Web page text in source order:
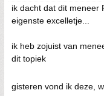
ik dacht dat dit meneer
eigenste excelletje...
ik heb zojuist van
dit topiek
gisteren vond ik deze,